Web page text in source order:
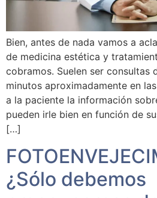
Bien, antes de nada vamos a
de medicina estética y
cobramos. Suelen ser consultas
minutos aproximadamente en
a la paciente la información
pueden irle bien en función de
[…]
¿Sólo debemos